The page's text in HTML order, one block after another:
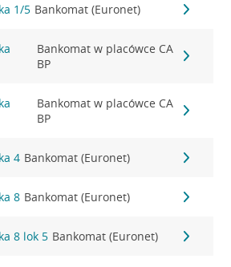
1/5 Bankomat (Euronet)
Bankomat w placówce CA
BP
Bankomat w placówce CA
BP
4 Bankomat (Euronet)
8 Bankomat (Euronet)
8 lok 5 Bankomat (Euronet)